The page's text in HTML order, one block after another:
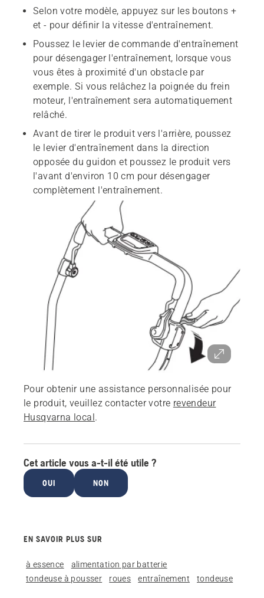
Selon votre modèle, appuyez sur les boutons +
et - pour définir la vitesse d'entraînement.
Poussez le levier de commande d'entraînement
pour désengager l'entraînement, lorsque vous
vous êtes à proximité d'un obstacle par
exemple. Si vous relâchez la poignée du frein
moteur, l'entraînement sera automatiquement
relâché.
Avant de tirer le produit vers l'arrière, poussez
le levier d'entraînement dans la direction
opposée du guidon et poussez le produit vers
l'avant d'environ 10 cm pour désengager
complètement l'entraînement.
Pour obtenir une assistance personnalisée pour
le produit, veuillez contacter votre revendeur
Husqvarna local.
Cet article vous a-t-il été utile ?
OUI NON
EN SAVOIR PLUS SUR
à essence
alimentation par batterie
tondeuse à pousser
roues entraînement tondeuse